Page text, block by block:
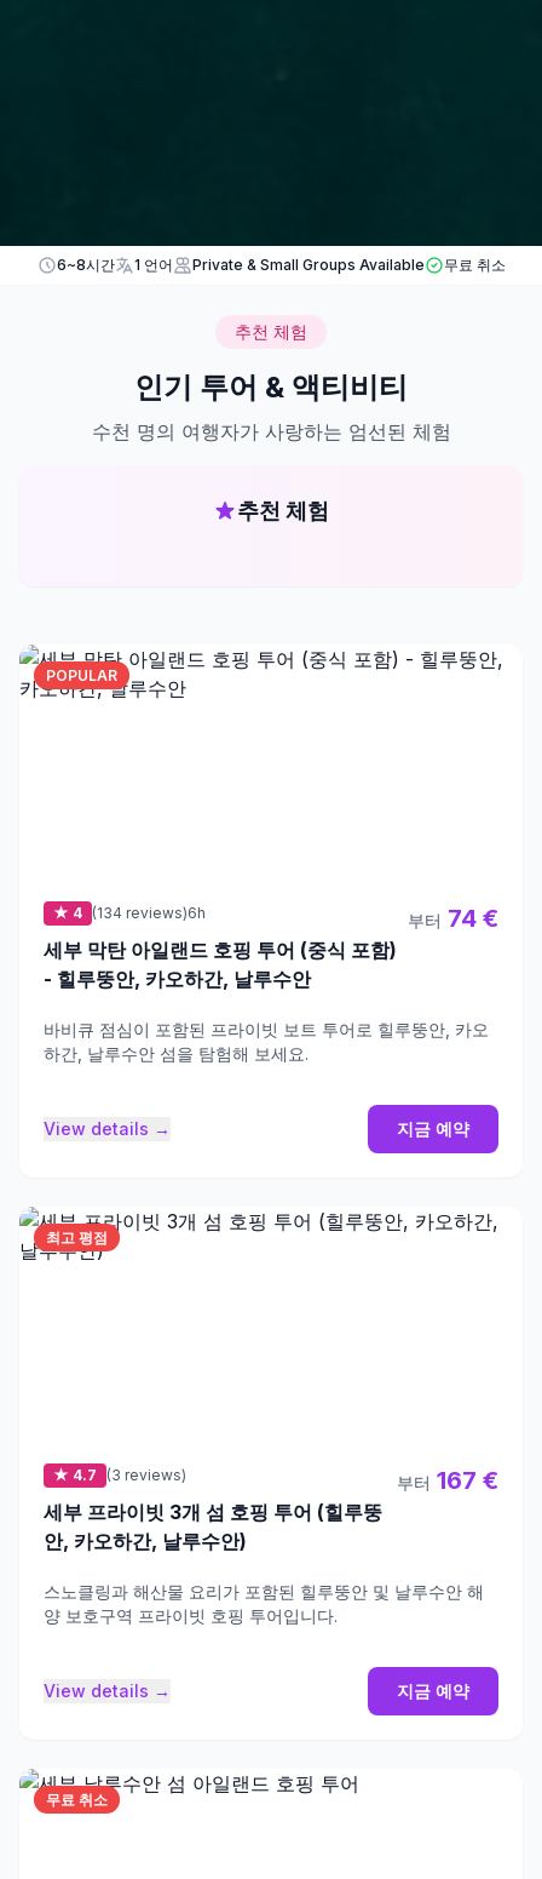
6~8시간 1 언어 Private & Small Groups Available 무료 취소
추천 체험
인기 투어 & 액티비티
수천 명의 여행자가 사랑하는 엄선된 체험
추천 체험
POPULAR
★ 4 (134 reviews)6h
세부 막탄 아일랜드 호핑 투어 (중식 포함)
- 힐루뚱안, 카오하간, 날루수안
부터 74 €
바비큐 점심이 포함된 프라이빗 보트 투어로 힐루뚱안, 카오
하간, 날루수안 섬을 탐험해 보세요.
View details → 지금 예약
최고 평점
★ 4.7 (3 reviews)
세부 프라이빗 3개 섬 호핑 투어 (힐루뚱
안, 카오하간, 날루수안)
부터 167 €
스노클링과 해산물 요리가 포함된 힐루뚱안 및 날루수안 해
양 보호구역 프라이빗 호핑 투어입니다.
View details → 지금 예약
무료 취소